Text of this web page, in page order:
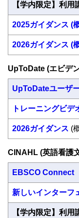
【学内限定】利用
2025ガイダンス (
2026ガイダンス (
UpToDate (エビデ
UpToDateユーザ
トレーニングビデ
2026ガイダンス (
CINAHL (英語看護
EBSCO Connect
新しいインターフ
【学内限定】利用